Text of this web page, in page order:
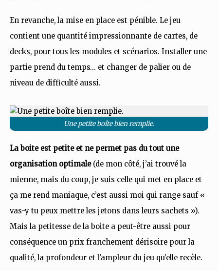
En revanche, la mise en place est pénible. Le jeu
contient une quantité impressionnante de cartes, de
decks, pour tous les modules et scénarios. Installer une
partie prend du temps… et changer de palier ou de
niveau de difficulté aussi.
Une petite boîte bien remplie.
La boite est petite et ne permet pas du tout une
organisation optimale(de mon côté, j’ai trouvé la
mienne, mais du coup, je suis celle qui met en place et
ça me rend maniaque, c’est aussi moi qui range sauf «
vas-y tu peux mettre les jetons dans leurs sachets »).
Mais la petitesse de la boite a peut-être aussi pour
conséquence un prix franchement dérisoire pour la
qualité, la profondeur et l’ampleur du jeu qu’elle recèle.